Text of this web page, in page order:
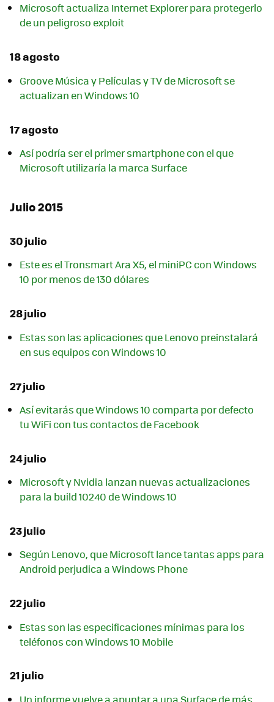
Microsoft actualiza Internet Explorer para protegerlo
de un peligroso exploit
18 agosto
Groove Música y Películas y TV de Microsoft se
actualizan en Windows 10
17 agosto
Así podría ser el primer smartphone con el que
Microsoft utilizaría la marca Surface
Julio 2015
30 julio
Este es el Tronsmart Ara X5, el miniPC con Windows
10 por menos de 130 dólares
28 julio
Estas son las aplicaciones que Lenovo preinstalará
en sus equipos con Windows 10
27 julio
Así evitarás que Windows 10 comparta por defecto
tu WiFi con tus contactos de Facebook
24 julio
Microsoft y Nvidia lanzan nuevas actualizaciones
para la build 10240 de Windows 10
23 julio
Según Lenovo, que Microsoft lance tantas apps para
Android perjudica a Windows Phone
22 julio
Estas son las especificaciones mínimas para los
teléfonos con Windows 10 Mobile
21 julio
Un informe vuelve a apuntar a una Surface de más